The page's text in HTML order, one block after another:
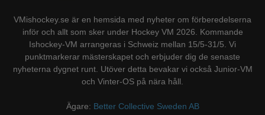
VMishockey.se är en hemsida med nyheter om förberedelserna
inför och allt som sker under Hockey VM 2026. Kommande
Ishockey-VM arrangeras i Schweiz mellan 15/5-31/5. Vi
punktmarkerar mästerskapet och erbjuder dig de senaste
nyheterna dygnet runt. Utöver detta bevakar vi också Junior-VM
och Vinter-OS på nära håll.
Ägare: Better Collective Sweden AB